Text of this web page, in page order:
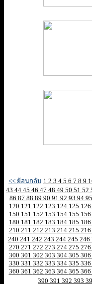
<< ย้อนกลับ 1 2 3 4 5 6 7 8 9
43 44 45 46 47 48 49 50 51 52
86 87 88 89 90 91 92 93 94 95
120 121 122 123 124 125 126
150 151 152 153 154 155 156
180 181 182 183 184 185 186
210 211 212 213 214 215 216
240 241 242 243 244 245 246
270 271 272 273 274 275 276
300 301 302 303 304 305 306
330 331 332 333 334 335 336
360 361 362 363 364 365 366
390 391 392 393